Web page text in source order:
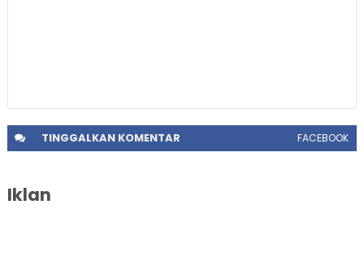
TINGGALKANKOMENTAR FACEBOOK
Iklan